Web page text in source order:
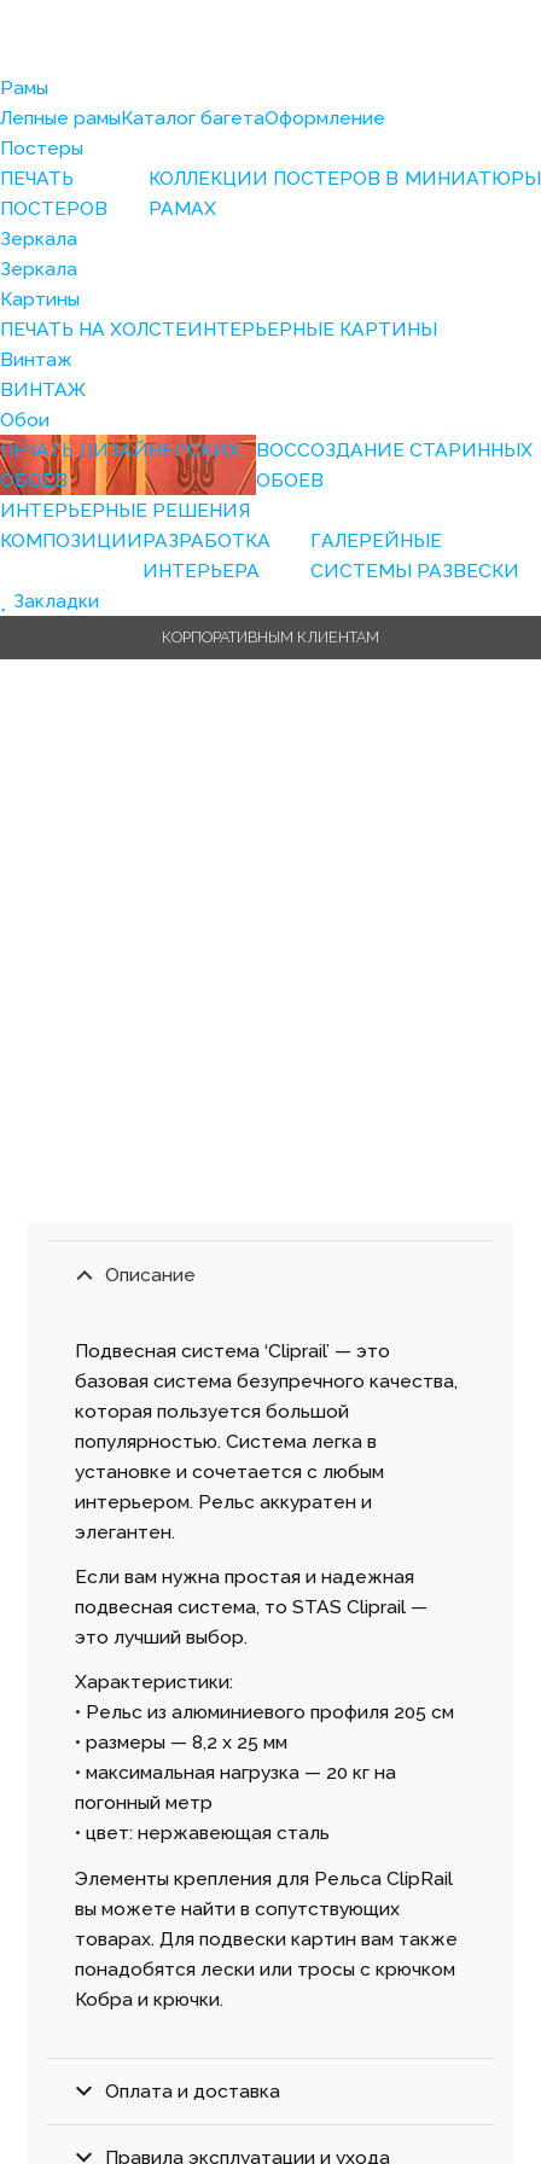
Рамы
Лепные рамыКаталог багетаОформление
Постеры
ПЕЧАТЬ
ПОСТЕРОВ
КОЛЛЕКЦИИ ПОСТЕРОВ В
РАМАХ
МИНИАТЮРЫ
Зеркала
Зеркала
Картины
ПЕЧАТЬ НА ХОЛСТЕИНТЕРЬЕРНЫЕ КАРТИНЫ
Винтаж
ВИНТАЖ
Обои
ПЕЧАТЬ ДИЗАЙНЕРСКИХ
ОБОЕВ
ВОССОЗДАНИЕ СТАРИННЫХ
ОБОЕВ
ИНТЕРЬЕРНЫЕ РЕШЕНИЯ
КОМПОЗИЦИИРАЗРАБОТКА
ИНТЕРЬЕРА
ГАЛЕРЕЙНЫЕ
СИСТЕМЫ РАЗВЕСКИ
Закладки
КОРПОРАТИВНЫМ КЛИЕНТАМ
Описание
Подвесная система ‘Cliprail’ — это
базовая система безупречного качества,
которая пользуется большой
популярностью. Система легка в
установке и сочетается с любым
интерьером. Рельс аккуратен и
элегантен.
Если вам нужна простая и надежная
подвесная система, то STAS Cliprail —
это лучший выбор.
Характеристики:
• Рельс из алюминиевого профиля 205 см
• размеры — 8,2 x 25 мм
• максимальная нагрузка — 20 кг на
погонный метр
• цвет: нержавеющая сталь
Элементы крепления для Рельса ClipRail
вы можете найти в сопутствующих
товарах. Для подвески картин вам также
понадобятся лески или тросы с крючком
Кобра и крючки.
Оплата и доставка
Правила эксплуатации и ухода